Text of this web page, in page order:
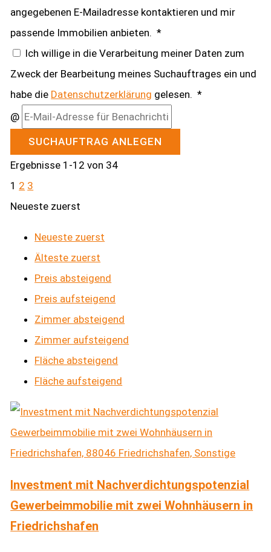
angegebenen E-Mailadresse kontaktieren und mir
passende Immobilien anbieten. *
Ich willige in die Verarbeitung meiner Daten zum
Zweck der Bearbeitung meines Suchauftrages ein und
habe die Datenschutzerklärung gelesen. *
@
SUCHAUFTRAG ANLEGEN
Ergebnisse 1-12 von 34
1 2 3
Neueste zuerst
Neueste zuerst
Älteste zuerst
Preis absteigend
Preis aufsteigend
Zimmer absteigend
Zimmer aufsteigend
Fläche absteigend
Fläche aufsteigend
Investment mit Nachverdichtungspotenzial
Gewerbeimmobilie mit zwei Wohnhäusern in
Friedrichshafen